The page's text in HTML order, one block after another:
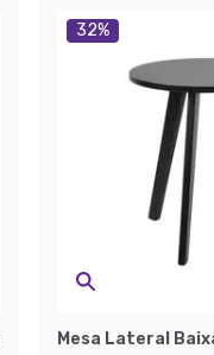
32%
Mesa Lateral